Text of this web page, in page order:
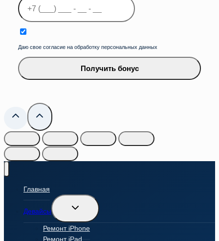
Даю свое согласие на обработку персональных данных
Получить бонус
Главная
Девайсы
Переключить
дочернее
меню
Ремонт iPhone
Ремонт iPad